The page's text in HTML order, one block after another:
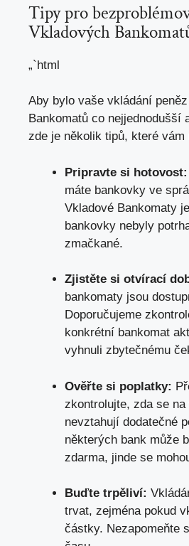
Tipy pro
Vkladových
„`html
Aby bylo vaše vkládání
Bankomatů co nejjednodušší
zde je několik tipů, které vám
Pripravte si hotovost:
máte bankovky ve
Vkladové Bankomaty
bankovky nebyly
zmačkané.
Zjistěte si otvírací
bankomaty jsou
Doporučujeme
konkrétní bankomat
vyhnuli zbytečnému
Ověřte si poplatky:
zkontrolujte, zda se na
nevztahují dodatečné
některých bank může
zdarma, jinde se
Buďte trpěliví:
trvat, zejména pokud
částky. Nezapomeňte